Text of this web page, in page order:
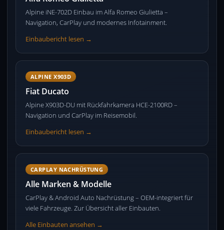
Alpine iNE-702D Einbau im Alfa Romeo Giulietta –
Navigation, CarPlay und modernes Infotainment.
Einbaubericht lesen →
ALPINE X903D
Fiat Ducato
Alpine X903D-DU mit Rückfahrkamera HCE-2100RD –
Navigation und CarPlay im Reisemobil.
Einbaubericht lesen →
CARPLAY NACHRÜSTUNG
Alle Marken & Modelle
CarPlay & Android Auto Nachrüstung – OEM-integriert für
viele Fahrzeuge. Zur Übersicht aller Einbauten.
Alle Einbauten ansehen →